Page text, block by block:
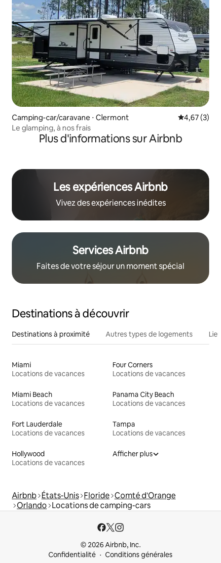
Camping-car/caravane ⋅ Clermont Évaluation
4,67 (3)
Le glamping, à nos frais
Plus d'informations sur Airbnb
Les expériences Airbnb
Vivez des expériences inédites
Services Airbnb
Faites de votre séjour un moment spécial
Destinations à découvrir
Destinations à proximité Autres types de logements
Miami
Locations de vacances
Four Corners
Locations de vacances
Miami Beach
Locations de vacances
Panama City Beach
Locations de vacances
Fort Lauderdale
Locations de vacances
Tampa
Locations de vacances
Hollywood
Locations de vacances
Afficher plus
Airbnb États-Unis Floride Comté d'Orange
Orlando Locations de camping-cars
© 2026 Airbnb, Inc.
Confidentialité
Conditions générales